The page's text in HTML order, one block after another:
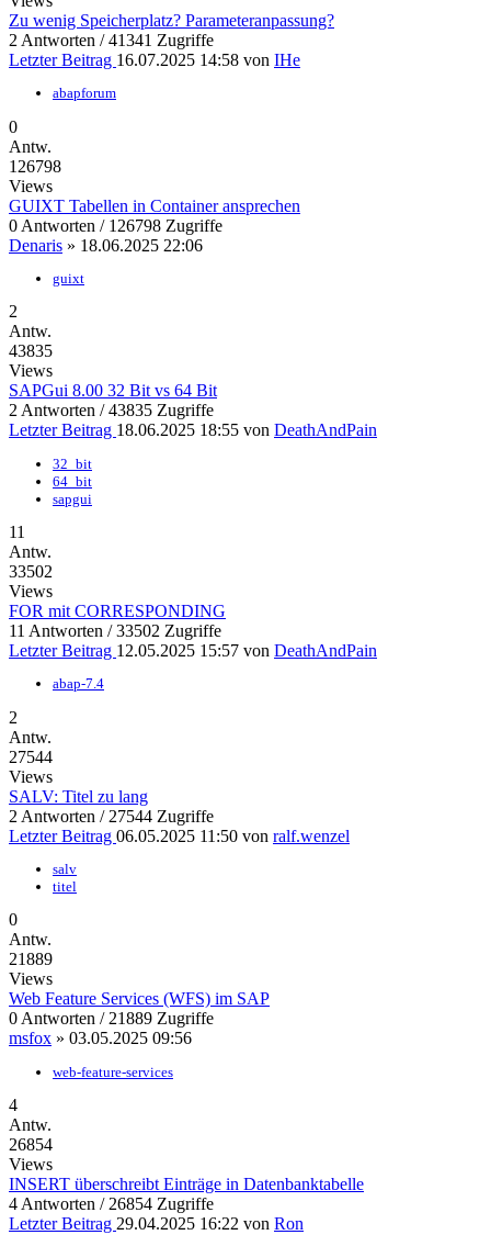
Zu wenig Speicherplatz? Parameteranpassung?
2 Antworten / 41341 Zugriffe
Letzter Beitrag 16.07.2025 14:58 von IHe
abapforum
0
Antw.
126798
Views
GUIXT Tabellen in Container ansprechen
0 Antworten / 126798 Zugriffe
Denaris » 18.06.2025 22:06
guixt
2
Antw.
43835
Views
SAPGui 8.00 32 Bit vs 64 Bit
2 Antworten / 43835 Zugriffe
Letzter Beitrag 18.06.2025 18:55 von DeathAndPain
32_bit
64_bit
sapgui
11
Antw.
33502
Views
FOR mit CORRESPONDING
11 Antworten / 33502 Zugriffe
Letzter Beitrag 12.05.2025 15:57 von DeathAndPain
abap-7.4
2
Antw.
27544
Views
SALV: Titel zu lang
2 Antworten / 27544 Zugriffe
Letzter Beitrag 06.05.2025 11:50 von ralf.wenzel
salv
titel
0
Antw.
21889
Views
Web Feature Services (WFS) im SAP
0 Antworten / 21889 Zugriffe
msfox » 03.05.2025 09:56
web-feature-services
4
Antw.
26854
Views
INSERT überschreibt Einträge in Datenbanktabelle
4 Antworten / 26854 Zugriffe
Letzter Beitrag 29.04.2025 16:22 von Ron